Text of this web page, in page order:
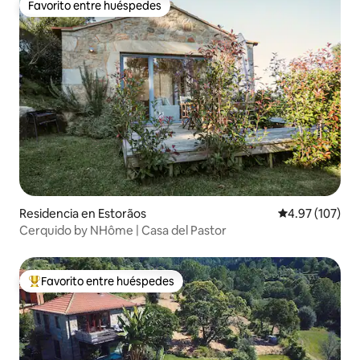
Favorito entre huéspedes
Favorito entre huéspedes
Residencia en Estorãos Calificación
4.97 (107)
Cerquido by NHôme | Casa del Pastor
De los mejores en Favorito entre huéspedes
Favorito entre huéspedes